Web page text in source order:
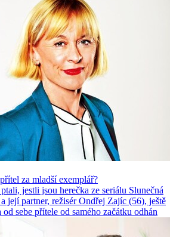
za mladší exemplář?
jestli jsou herečka ze seriálu Slunečná
její partner, režisér Ondřej Zajíc (56), ještě
sebe přítele od samého začátku odhán